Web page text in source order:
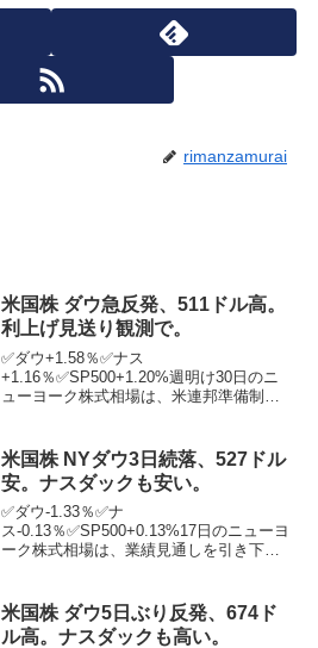
rimanzamurai
米国株 ダウ急反発、511ドル高。
利上げ見送り観測で。
✅ダウ+1.58％✅ナス
+1.16％✅SP500+1.20%週明け30日のニ
ューヨーク株式相場は、米連邦準備制度
ら買いが膨らみ、急反発。市場では、イ
ンフレの鈍...
米国株 NYダウ3日続落、527ドル
安。ナスダックも安い。
✅ダウ-1.33％✅ナ
ス-0.13％✅SP500+0.13%17日のニューヨ
ーク株式相場は、業績見通しを引き下げ
ーヨーク証券取引所の出来高は前日比1億
2288万株増の...
米国株 ダウ5日ぶり反発、674ド
ル高。ナスダックも高い。